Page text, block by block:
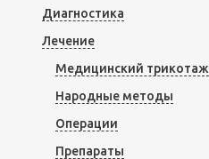
Диагностика
Лечение
Медицинский трикотаж
Народные методы
Операции
Препараты